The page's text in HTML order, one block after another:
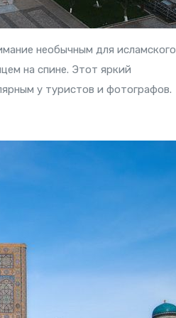
необычным для исламского
на спине. Этот яркий
у туристов и фотографов.